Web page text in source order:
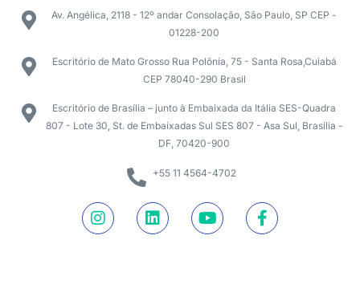
Av. Angélica, 2118 - 12º andar Consolação, São Paulo, SP CEP -
01228-200
Escritório de Mato Grosso Rua Polônia, 75 - Santa Rosa,Cuiabá
CEP 78040-290 Brasil
Escritório de Brasília – junto à Embaixada da Itália SES-Quadra
807 - Lote 30, St. de Embaixadas Sul SES 807 - Asa Sul, Brasília -
DF, 70420-900
+55 11 4564-4702